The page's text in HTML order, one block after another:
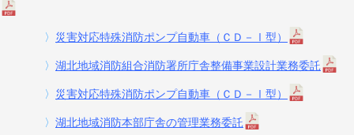
〉 災害対応特殊消防ポンプ自動車（ＣＤ－Ⅰ型）
〉 湖北地域消防組合消防署所庁舎整備事業設計業務委託
〉 災害対応特殊消防ポンプ自動車（ＣＤ－Ⅰ型）
〉 湖北地域消防本部庁舎の管理業務委託